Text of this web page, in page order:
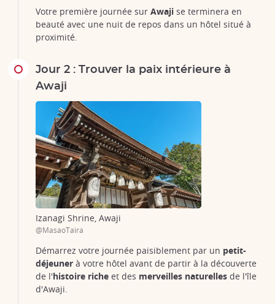
Votre première journée sur Awaji se terminera en
beauté avec une nuit de repos dans un hôtel situé à
proximité.
Jour 2 : Trouver la paix intérieure à
Awaji
Izanagi Shrine, Awaji
@MasaoTaira
Démarrez votre journée paisiblement par un petit-
déjeuner à votre hôtel avant de partir à la découverte
de l'histoire riche et des merveilles naturelles de l'île
d'Awaji.